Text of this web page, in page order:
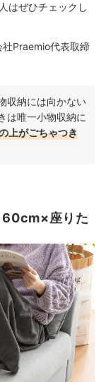
はぜひチェックし
Praemio代表取締
収納には向かない
は唯一小物収納に
上がごちゃつき
60cm×座りた